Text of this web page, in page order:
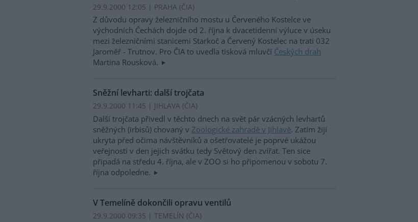
29.9.2000 12:05 | PRAHA (ČIA)
Z důvodu opravy železničního mostu u Červeného Kostelce ve
východních Čechách dojde od 2. října k dvacetidenní výluce v úseku
mezi železničními stanicemi Starkoč a Červený Kostelec na trati 032
Jaroměř - Trutnov. Pro ČIA to uvedla tisková mluvčí Českých drah
Martina Rousková.
Sněžní levharti: další trojčata
29.9.2000 11:45 | JIHLAVA (ČIA)
Další trojčata přivedl v těchto dnech na svět pár vzácných levhartů
sněžných (irbisů) chovaný v Zoologické zahradě v Jihlavě. Zatím žijí
ukryta před očima návštěvníků a ošetřovatelé je poprvé ukážou
veřejnosti v den jejich svátku tedy Světový den zvířat. Ten sice
připadá na středu 4. října, ale v ZOO si ho připomenou v sobotu 7.
října odpoledne.
V Temelíně dokončili opravu ventilů
29.9.2000 09:35 | TEMELÍN (ČIA)